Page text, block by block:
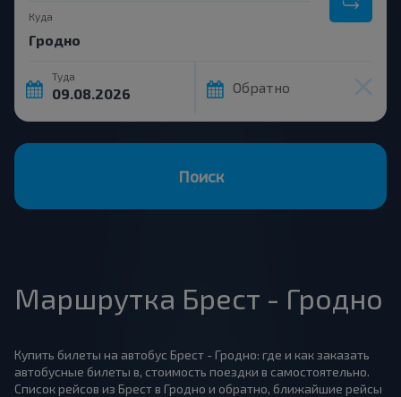
Куда
Туда
Обратно
Поиск
Маршрутка Брест - Гродно
Купить билеты на автобус Брест - Гродно: где и как заказать
автобусные билеты в, стоимость поездки в самостоятельно.
Список рейсов из Брест в Гродно и обратно, ближайшие рейсы